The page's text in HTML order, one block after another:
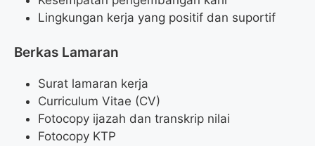
Lingkungan kerja yang positif dan suportif
Berkas Lamaran
Surat lamaran kerja
Curriculum Vitae (CV)
Fotocopy ijazah dan transkrip nilai
Fotocopy KTP